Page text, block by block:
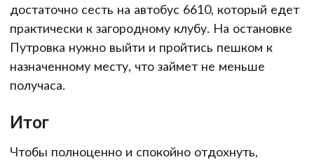
достаточно сесть на автобус 6610, который едет
практически к загородному клубу. На остановке
Путровка нужно выйти и пройтись пешком к
назначенному месту, что займет не меньше
получаса.
Итог
Чтобы полноценно и спокойно отдохнуть,